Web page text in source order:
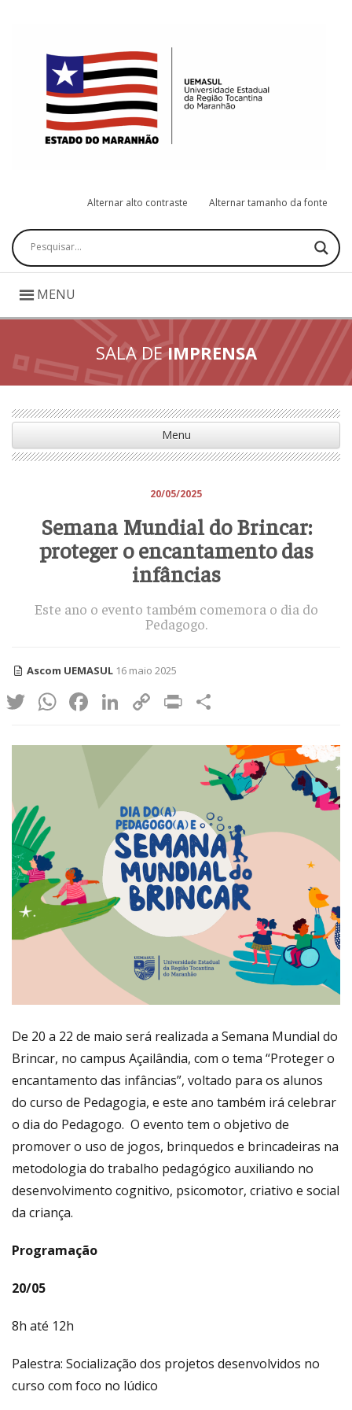
Alternar alto contraste Alternar tamanho da fonte
Pesquisar
MENU
SALA DEIMPRENSA
Menu
20/05/2025
Semana Mundial do Brincar:
proteger o encantamento das
infâncias
Este ano o evento também comemora o dia do
Pedagogo.
Ascom UEMASUL 16 maio 2025
Twitter
WhatsApp
Facebook
LinkedIn
CopyPrint
De 20 a 22 de maio será realizada a Semana Mundial do
Brincar, no campus Açailândia, com o tema “Proteger o
encantamento das infâncias”, voltado para os alunos
do curso de Pedagogia, e este ano também irá celebrar
o dia do Pedagogo. O evento tem o objetivo de
promover o uso de jogos, brinquedos e brincadeiras na
metodologia do trabalho pedagógico auxiliando no
desenvolvimento cognitivo, psicomotor, criativo e social
da criança.
Programação
20/05
8h até 12h
Palestra: Socialização dos projetos desenvolvidos no
curso com foco no lúdico